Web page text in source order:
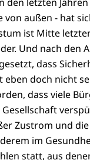
außen - hat
ist Mitte
Und nach den
dass
eben doch nicht
dass viele
Zustrom und
im
statt, aus